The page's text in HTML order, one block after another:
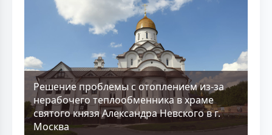
Решение проблемы с отоплением из-за
нерабочего теплообменника в храме
святого князя Александра Невского в г.
Москва